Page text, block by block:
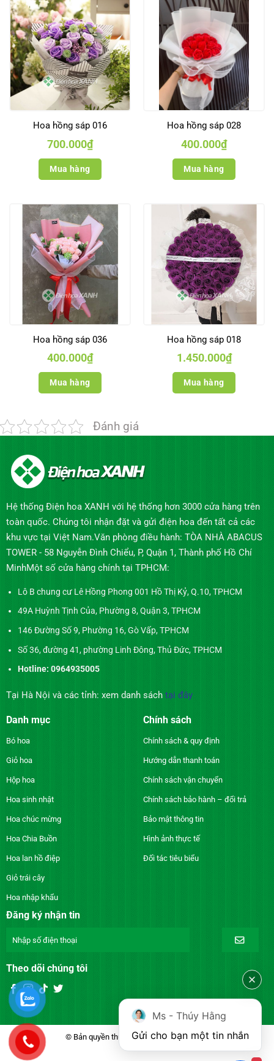
Hoa hồng sáp 016
700.000₫
Mua hàng
Hoa hồng sáp 028
400.000₫
Mua hàng
Hoa hồng sáp 036
400.000₫
Mua hàng
Hoa hồng sáp 018
1.450.000₫
Mua hàng
Đánh giá
Hệ thống Điện hoa XANH với hệ thống hơn 3000 cửa hàng trên
toàn quốc. Chúng tôi nhận đặt và gửi điện hoa đến tất cả các
khu vực tại Việt Nam.Văn phòng điều hành: TÒA NHÀ ABACUS
TOWER - 58 Nguyễn Đình Chiểu, P, Quận 1, Thành phố Hồ Chí
MinhMột số cửa hàng chính tại TPHCM:
Lô B chung cư Lê Hồng Phong 001 Hồ Thị Kỷ, Q.10, TPHCM
49A Huỳnh Tịnh Của, Phường 8, Quận 3, TPHCM
146 Đường Số 9, Phường 16, Gò Vấp, TPHCM
Số 36, đường 41, phường Linh Đông, Thủ Đức, TPHCM
Hotline: 0964935005
Tại Hà Nội và các tỉnh: xem danh sách tại đây
Danh mục
Bó hoa
Giỏ hoa
Hộp hoa
Hoa sinh nhật
Hoa chúc mừng
Hoa Chia Buồn
Hoa lan hồ điệp
Giỏ trái cây
Hoa nhập khẩu
Chính sách
Chính sách & quy định
Hướng dẫn thanh toán
Chính sách vận chuyển
Chính sách bảo hành – đổi trả
Bảo mật thông tin
Hình ảnh thực tế
Đối tác tiêu biểu
Đăng ký nhận tin
Theo dõi chúng tôi
© Bản quyền thuộc về DienhoaXANH.com
Ms - Thúy Hằng
Gửi cho bạn một tin nhắn